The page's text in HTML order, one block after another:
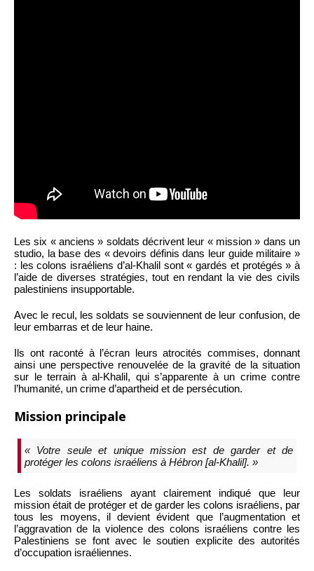
Les six « anciens » soldats décrivent leur « mission » dans un
studio, la base des « devoirs définis dans leur guide militaire »
: les colons israéliens d’al-Khalil sont « gardés et protégés » à
l’aide de diverses stratégies, tout en rendant la vie des civils
palestiniens insupportable.
Avec le recul, les soldats se souviennent de leur confusion, de
leur embarras et de leur haine.
Ils ont raconté à l’écran leurs atrocités commises, donnant
ainsi une perspective renouvelée de la gravité de la situation
sur le terrain à al-Khalil, qui s’apparente à un crime contre
l’humanité, un crime d’apartheid et de persécution.
Mission principale
« Votre seule et unique mission est de garder et de
protéger les colons israéliens à Hébron [al-Khalil]. »
Les soldats israéliens ayant clairement indiqué que leur
mission était de protéger et de garder les colons israéliens, par
tous les moyens, il devient évident que l’augmentation et
l’aggravation de la violence des colons israéliens contre les
Palestiniens se font avec le soutien explicite des autorités
d’occupation israéliennes.